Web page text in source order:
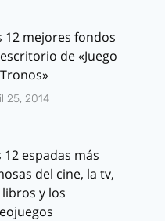
12 mejores fondos
de «Juego
25, 2014
12 espadas más
del cine, la tv,
y los